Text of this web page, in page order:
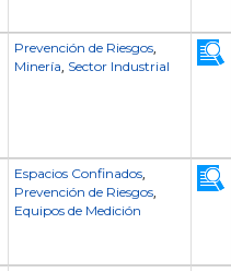
Prevención de Riesgos,
Minería, Sector Industrial
Espacios Confinados,
Prevención de Riesgos,
Equipos de Medición